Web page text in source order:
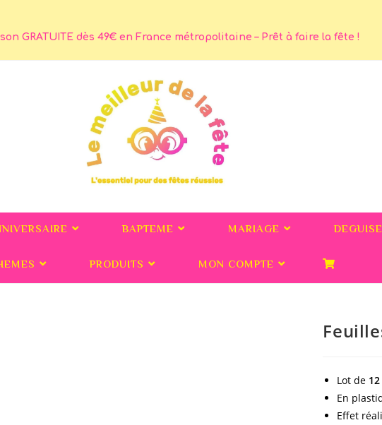
GRATUITE dès 49€ en France métropolitaine – Prêt à faire la fête !
BAPTEME MARIAGE
PRODUITS MON COMPTE
Lot de 12
En
Effet